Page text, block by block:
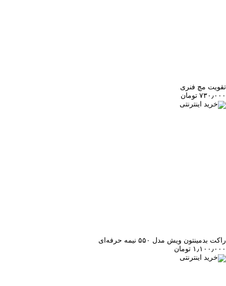
تقویت مچ فنری
۷۳۰٫۰۰۰ تومان
خرید اینترنتی
راکت بدمینتون ویش مدل ۵۵۰ نیمه حرفه‌ای
۱٫۱۰۰٫۰۰۰ تومان
خرید اینترنتی